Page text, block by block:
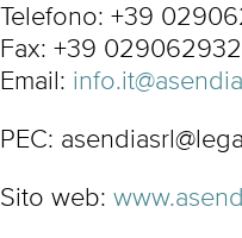
Telefono: +39
Fax: +39
Email:
PEC:
Sito web: